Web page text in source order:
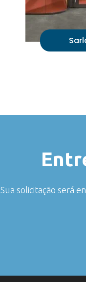
Sua solicitação será